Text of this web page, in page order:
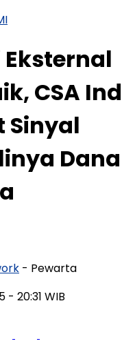
CSA
Sinyal
- Pewarta
- 20:31 WIB